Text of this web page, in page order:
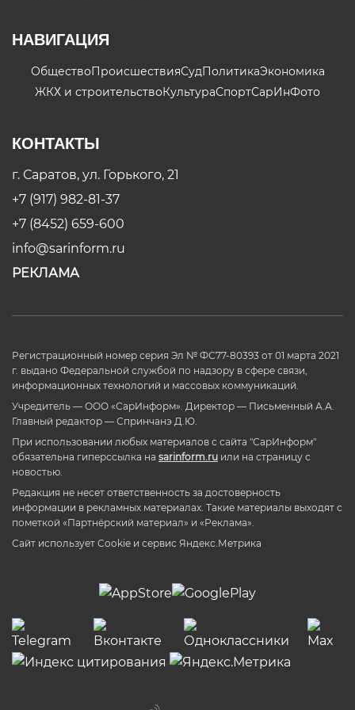
НАВИГАЦИЯ
ОбществоПроисшествияСудПолитикаЭкономика
ЖКХ и строительствоКультураСпортСарИнФото
КОНТАКТЫ
г. Саратов, ул. Горького, 21
+7 (917) 982-81-37
+7 (8452) 659-600
info@sarinform.ru
РЕКЛАМА
Регистрационный номер серия Эл № ФС77-80393 от 01 марта 2021
г. выдано Федеральной службой по надзору в сфере связи,
информационных технологий и массовых коммуникаций.
Учредитель — ООО «СарИнформ». Директор — Письменный А.А.
Главный редактор — Спринчанэ Д.Ю.
При использовании любых материалов с сайта "СарИнформ"
обязательна гиперссылка на sarinform.ru или на страницу с
новостью.
Редакция не несет ответственность за достоверность
информации в рекламных материалах. Такие материалы выходят с
пометкой «Партнёрский материал» и «Реклама».
Сайт использует Cookie и сервиc Яндекс.Метрика